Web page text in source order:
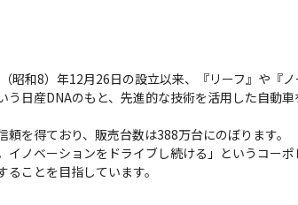
昭和8）年12月26日の設立以来、『リーフ』や『
う日産DNAのもと、先進的な技術を活用した自
を得ており、販売台数は388万台にのぼります。
イノベーションをドライブし続ける」というコー
ことを目指しています。